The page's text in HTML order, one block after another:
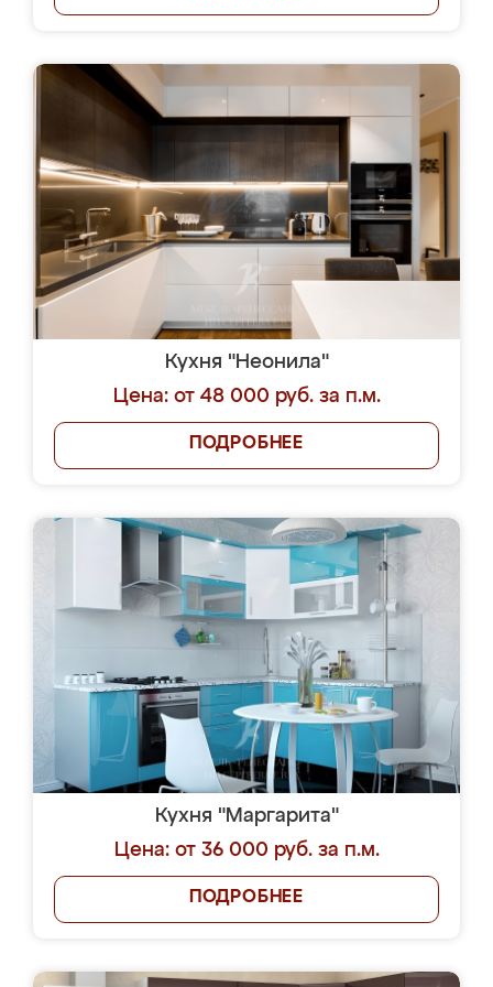
Кухня "Неонила"
Цена: от 48 000 руб. за п.м.
ПОДРОБНЕЕ
Кухня "Маргарита"
Цена: от 36 000 руб. за п.м.
ПОДРОБНЕЕ